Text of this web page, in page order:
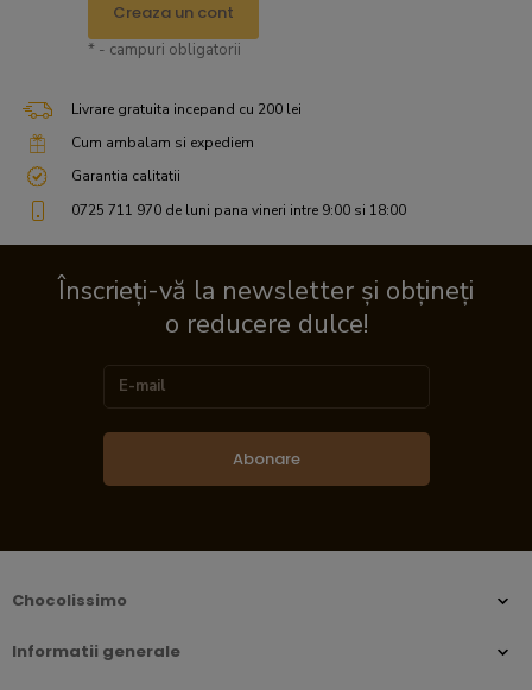
Creaza un cont
* - campuri obligatorii
Livrare gratuita incepand cu 200 lei
Cum ambalam si expediem
Garantia calitatii
0725 711 970 de luni pana vineri intre 9:00 si 18:00
Înscrieți-vă la newsletter și obțineți
o reducere dulce!
Abonare
Chocolissimo
Informatii generale